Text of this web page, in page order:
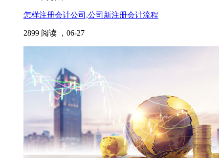
怎样注册会计公司,公司新注册会计流程
2899 阅读 ， 06-27